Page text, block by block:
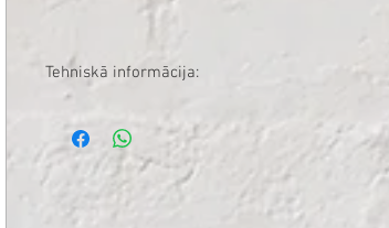
Tehniskā informācija:
d = 75mm;
garums = 20m.